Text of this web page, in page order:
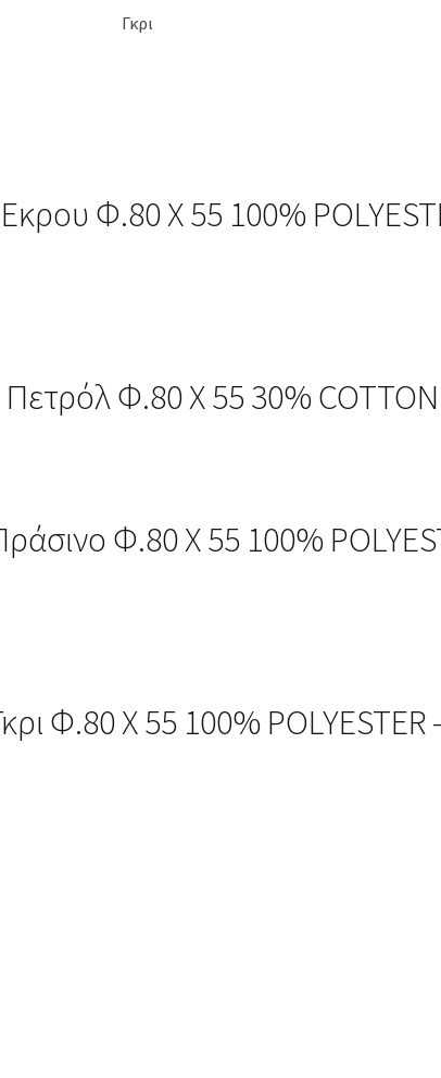
Γκρι
Φ.80 Χ 55 100%
Φ.80 Χ 55 30% COTTON
Φ.80 Χ 55 100%
Φ.80 Χ 55 100% POLYESTER